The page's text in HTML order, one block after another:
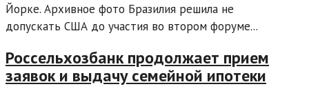
Йорке. Архивное фото Бразилия решила не
допускать США до участия во втором форуме...
Россельхозбанк продолжает прием
заявок и выдачу семейной ипотеки